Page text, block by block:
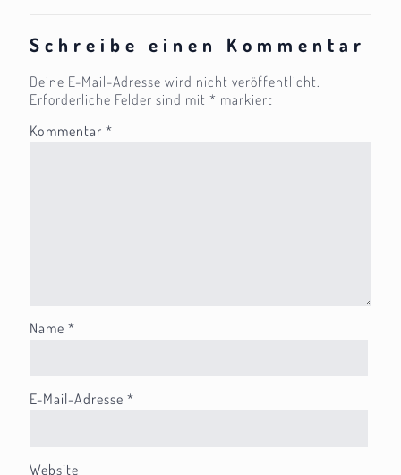
Schreibe einen Kommentar
Deine E-Mail-Adresse wird nicht veröffentlicht.
Erforderliche Felder sind mit * markiert
Kommentar *
Name *
E-Mail-Adresse *
Website